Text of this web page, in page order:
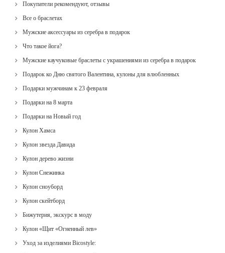
Покупатели рекомендуют, отзывы
Все о браслетах
Мужские аксессуары из серебра в подарок
Что такое йога?
Мужские каучуковые браслеты с украшениями из серебра в подарок
Подарок ко Дню святого Валентина, кулоны для влюбленных
Подарки мужчинам к 23 февраля
Подарки на 8 марта
Подарки на Новый год
Кулон Хамса
Кулон звезда Давида
Кулон дерево жизни
Кулон Снежинка
Кулон сноуборд
Кулон скейтборд
Бижутерия, экскурс в моду
Кулон «Щит «Огненный лев»
Уход за изделиями Bicostyle: